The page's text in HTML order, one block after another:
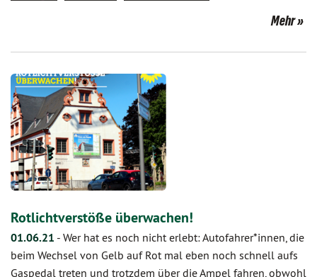
Mehr
Rotlichtverstöße überwachen!
01.06.21 - Wer hat es noch nicht erlebt: Autofahrer*innen, die
beim Wechsel von Gelb auf Rot mal eben noch schnell aufs
Gaspedal treten und trotzdem über die Ampel fahren, obwohl